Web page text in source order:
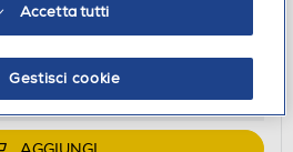
gratuito:verifica
Accetta tutti
Gestisci cookie